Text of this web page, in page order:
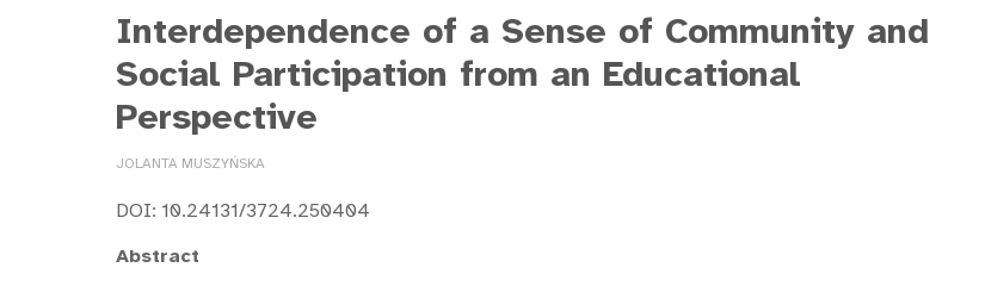
Interdependence of a Sense of Community and
Social Participation from an Educational
Perspective
JOLANTA MUSZYŃSKA
DOI: 10.24131/3724.250404
Abstract